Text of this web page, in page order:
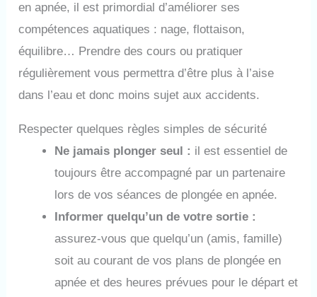
en apnée, il est primordial d’améliorer ses
compétences aquatiques : nage, flottaison,
équilibre… Prendre des cours ou pratiquer
régulièrement vous permettra d’être plus à l’aise
dans l’eau et donc moins sujet aux accidents.
Respecter quelques règles simples de sécurité
Ne jamais plonger seul : il est essentiel de
toujours être accompagné par un partenaire
lors de vos séances de plongée en apnée.
Informer quelqu’un de votre sortie :
assurez-vous que quelqu’un (amis, famille)
soit au courant de vos plans de plongée en
apnée et des heures prévues pour le départ et